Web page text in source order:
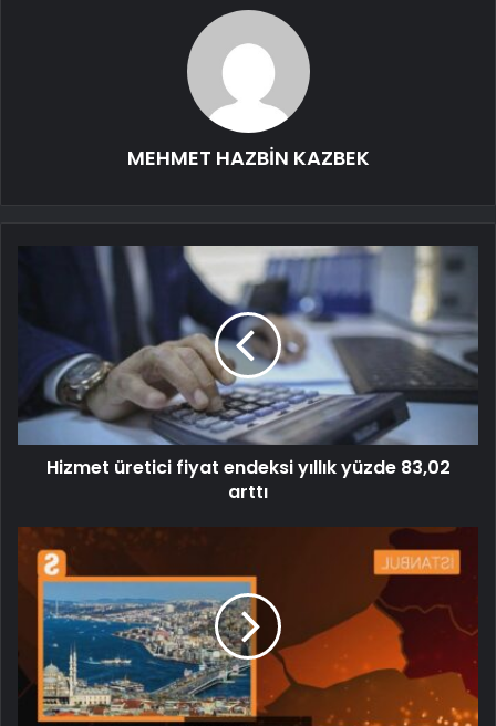
MEHMET HAZBİN KAZBEK
Hizmet üretici fiyat endeksi yıllık yüzde 83,02
arttı